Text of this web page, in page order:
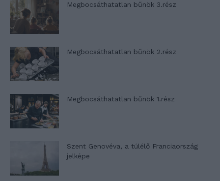
Megbocsáthatatlan bűnök 3.rész
Megbocsáthatatlan bűnök 2.rész
Megbocsáthatatlan bűnök 1.rész
Szent Genovéva, a túlélő Franciaország
jelképe